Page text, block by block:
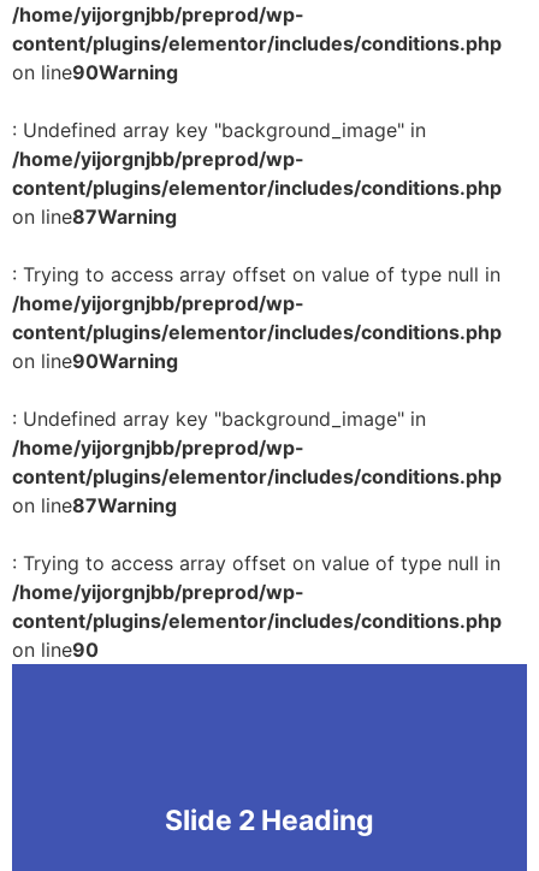
/home/yijorgnjbb/preprod/wp-
content/plugins/elementor/includes/conditions.php
on line90Warning
: Undefined array key "background_image" in
/home/yijorgnjbb/preprod/wp-
content/plugins/elementor/includes/conditions.php
on line87Warning
: Trying to access array offset on value of type null in
/home/yijorgnjbb/preprod/wp-
content/plugins/elementor/includes/conditions.php
on line90Warning
: Undefined array key "background_image" in
/home/yijorgnjbb/preprod/wp-
content/plugins/elementor/includes/conditions.php
on line87Warning
: Trying to access array offset on value of type null in
/home/yijorgnjbb/preprod/wp-
content/plugins/elementor/includes/conditions.php
on line90
Slide 2 Heading